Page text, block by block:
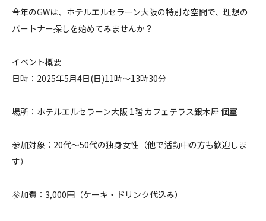
今年のGWは、ホテルエルセラーン大阪の特別な空間で、理想の
パートナー探しを始めてみませんか？
イベント概要
日時：2025年5月4日(日)11時～13時30分
場所：ホテルエルセラーン大阪 1階 カフェテラス銀木犀 個室
参加対象：20代～50代の独身女性（他で活動中の方も歓迎しま
す）
参加費：3,000円（ケーキ・ドリンク代込み）